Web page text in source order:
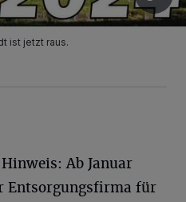
ist jetzt raus.
Ab Januar
Entsorgungsfirma für